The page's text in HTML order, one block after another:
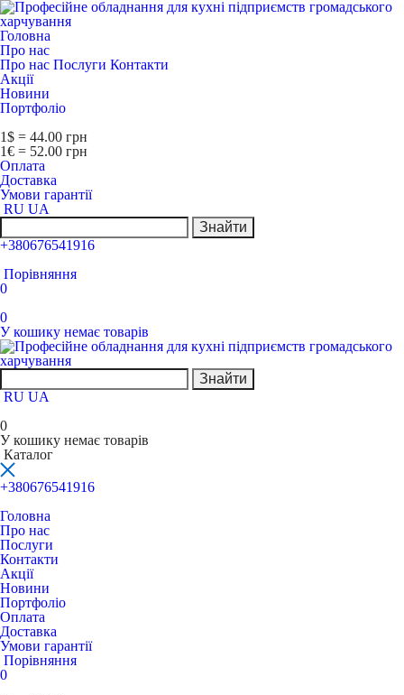
Головна
Про нас
Про нас Послуги Контакти
Акції
Новини
Портфоліо
1$ = 44.00 грн
1€ = 52.00 грн
Оплата
Доставка
Умови гарантії
RU UA
Знайти
+380676541916
Порівняння
0
0
У кошику немає товарів
Знайти
RU UA
0
У кошику немає товарів
Каталог
+380676541916
Головна
Про нас
Послуги
Контакти
Акції
Новини
Портфоліо
Оплата
Доставка
Умови гарантії
Порівняння
0